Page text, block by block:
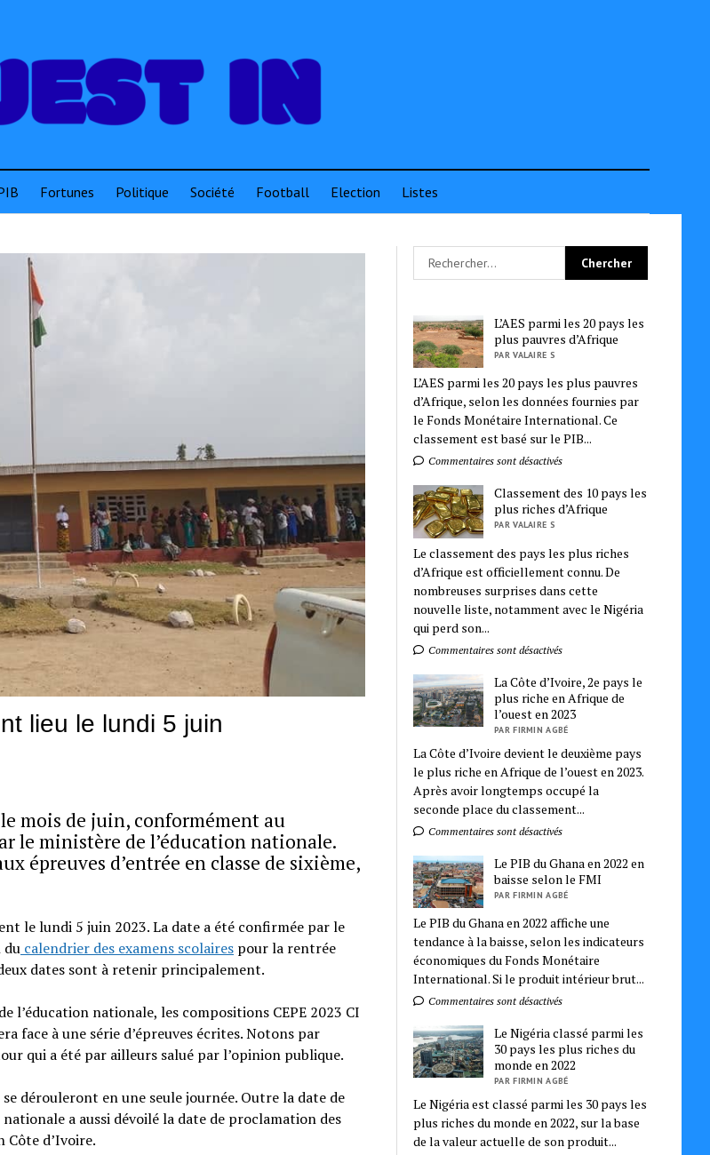
Fortunes Politique Société Football Election Listes
lieu le lundi 5 juin
mois de juin, conformément au
le ministère de l’éducation nationale.
épreuves d’entrée en classe de sixième,
le lundi 5 juin 2023. La date a été confirmée par le
ducalendrier des examens scolairespour la rentrée
dates sont à retenir principalement.
l’éducation nationale, les compositions CEPE 2023 CI
face à une série d’épreuves écrites. Notons par
qui a été par ailleurs salué par l’opinion publique.
dérouleront en une seule journée. Outre la date de
a aussi dévoilé la date de proclamation des
Côte d’Ivoire.
L’AES parmi les 20 pays les
plus pauvres d’Afrique
PAR VALAIRE S
L’AES parmi les 20 pays les plus pauvres
d’Afrique, selon les données fournies par
le Fonds Monétaire International. Ce
classement est basé sur le PIB...
Commentaires sont désactivés
Classement des 10 pays les
plus riches d’Afrique
PAR VALAIRE S
Le classement des pays les plus riches
d’Afrique est officiellement connu. De
nombreuses surprises dans cette
nouvelle liste, notamment avec le Nigéria
qui perd son...
Commentaires sont désactivés
La Côte d’Ivoire, 2e pays le
plus riche en Afrique de
l’ouest en 2023
PAR FIRMIN AGBÉ
La Côte d’Ivoire devient le deuxième pays
le plus riche en Afrique de l’ouest en 2023.
Après avoir longtemps occupé la
seconde place du classement...
Commentaires sont désactivés
Le PIB du Ghana en 2022 en
baisse selon le FMI
PAR FIRMIN AGBÉ
Le PIB du Ghana en 2022 affiche une
tendance à la baisse, selon les indicateurs
économiques du Fonds Monétaire
International. Si le produit intérieur brut...
Commentaires sont désactivés
Le Nigéria classé parmi les
30 pays les plus riches du
monde en 2022
PAR FIRMIN AGBÉ
Le Nigéria est classé parmi les 30 pays les
plus riches du monde en 2022, sur la base
de la valeur actuelle de son produit...